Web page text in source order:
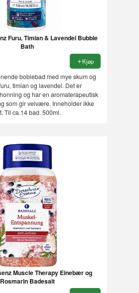
Furu, Timian & Lavendel Bubble
Bath
Kjøp
boblebad med mye skum og
timian og lavendel. Det er
og har en aromaterapeutisk
som gir velvære. Inneholder ikke
Til ca.14 bad. 500ml.
Muscle Therapy Einebær og
Rosmarin Badesalt